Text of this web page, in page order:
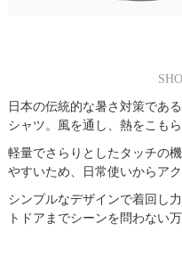
日本の伝統的な暑さ対策であ
シャツ。風を通し、熱をこも
軽量でさらりとしたタッチの
やすいため、日常使いからア
シンプルなデザインで着回し
トドアまでシーンを問わない